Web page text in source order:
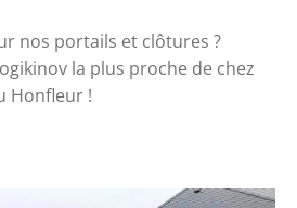
nos portails et clôtures ?
la plus proche de chez
Honfleur !